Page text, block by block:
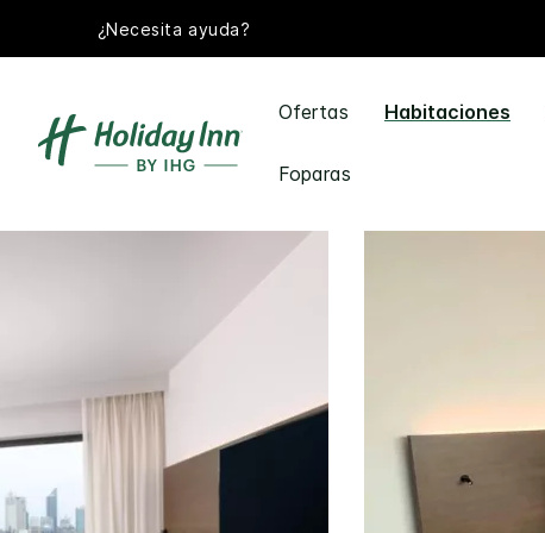
¿Necesita ayuda?
Ofertas Habitaciones
Foparas